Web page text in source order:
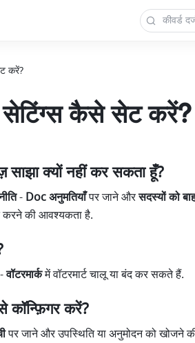
करें?
सेटिंग्स कैसे सेट करें?
साझा क्यों नहीं कर सकता हूँ?
- Doc अनुमतियाँ पर जाने और सदस्यों को
की आवश्यकता है.
- वॉटरमार्क में वॉटरमार्ट चालू या बंद कर सकते हैं.
कॉन्फ़िगर करें?
पर जाने और उपस्थिति या अनुमोदन को खोजने